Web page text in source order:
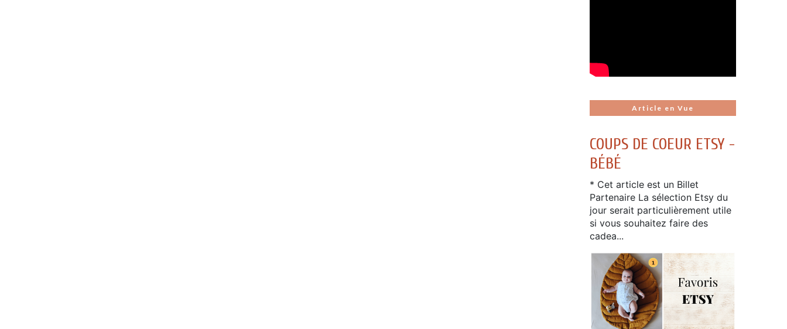
Article en Vue
COUPS DE COEUR ETSY -
BÉBÉ
* Cet article est un Billet
Partenaire La sélection Etsy du
jour serait particulièrement utile
si vous souhaitez faire des
cadea...